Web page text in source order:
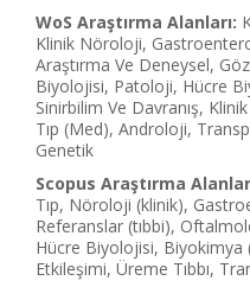
WoS Araştırma Alanları:
Klinik Nöroloji,
Araştırma Ve Deneysel,
Biyolojisi, Patoloji, Hücre
Sinirbilim Ve Davranış,
Tıp (Med), Androloji,
Genetik
Scopus Araştırma
Tıp, Nöroloji (klinik),
Referanslar (tıbbi),
Hücre Biyolojisi, Biyokimya
Etkileşimi, Üreme Tıbbı,